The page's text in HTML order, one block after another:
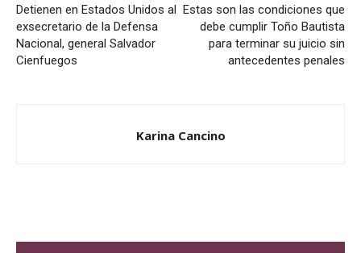
Detienen en Estados Unidos al
exsecretario de la Defensa
Nacional, general Salvador
Cienfuegos
Estas son las condiciones que
debe cumplir Toño Bautista
para terminar su juicio sin
antecedentes penales
Karina Cancino